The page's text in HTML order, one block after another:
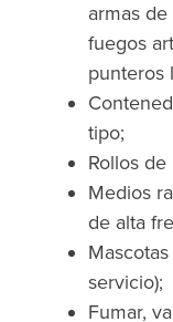
armas
fuegos
punteros
tipo;
Rollos
Medios
de alta
servicio);
Fumar,